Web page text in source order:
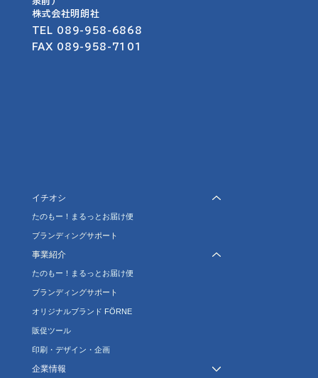
​株式会社明朗社
TEL 089-958-6868
FAX 089-958-7101
イチオシ
たのもー！まるっとお届け便
ブランディングサポート
事業紹介
たのもー！まるっとお届け便
ブランディングサポート
オリジナルブランド FÖRNE
販促ツール
印刷・デザイン・企画
企業情報